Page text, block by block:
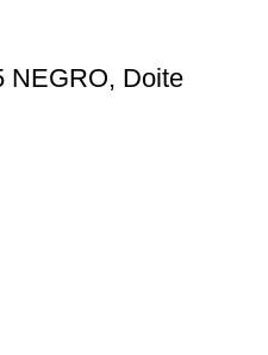
NEGRO, Doite